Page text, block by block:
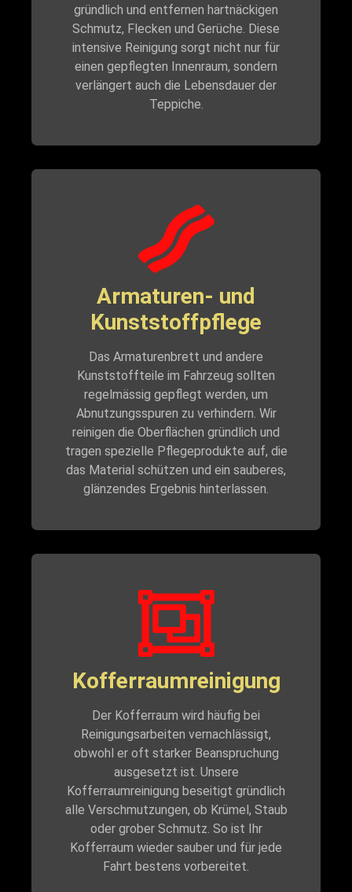
gründlich und entfernen hartnäckigen
Schmutz, Flecken und Gerüche. Diese
intensive Reinigung sorgt nicht nur für
einen gepflegten Innenraum, sondern
verlängert auch die Lebensdauer der
Teppiche.
Armaturen- und
Kunststoffpflege
Das Armaturenbrett und andere
Kunststoffteile im Fahrzeug sollten
regelmässig gepflegt werden, um
Abnutzungsspuren zu verhindern. Wir
reinigen die Oberflächen gründlich und
tragen spezielle Pflegeprodukte auf, die
das Material schützen und ein sauberes,
glänzendes Ergebnis hinterlassen.
Kofferraumreinigung
Der Kofferraum wird häufig bei
Reinigungsarbeiten vernachlässigt,
obwohl er oft starker Beanspruchung
ausgesetzt ist. Unsere
Kofferraumreinigung beseitigt gründlich
alle Verschmutzungen, ob Krümel, Staub
oder grober Schmutz. So ist Ihr
Kofferraum wieder sauber und für jede
Fahrt bestens vorbereitet.